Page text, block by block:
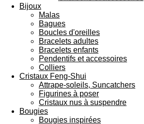
Bijoux
Malas
Bagues
Boucles d'oreilles
Bracelets adultes
Bracelets enfants
Pendentifs et accessoires
Colliers
Cristaux Feng-Shui
Attrape-soleils, Suncatchers
Figurines à poser
Cristaux nus à suspendre
Bougies
Bougies inspirées